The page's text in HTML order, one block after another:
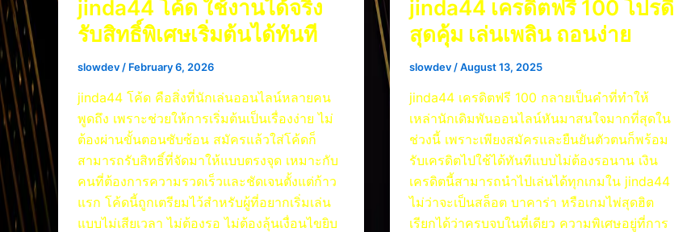
jinda44 โค้ด ใช้งานได้จริง
รับสิทธิ์พิเศษเริ่มต้นได้ทันที
slowdev/ February 6, 2026
jinda44 โค้ด คือสิ่งที่นักเล่นออนไลน์หลายคน
พูดถึง เพราะช่วยให้การเริ่มต้นเป็นเรื่องง่าย ไม่
ต้องผ่านขั้นตอนซับซ้อน สมัครแล้วใส่โค้ดก็
สามารถรับสิทธิ์ที่จัดมาให้แบบตรงจุด เหมาะกับ
คนที่ต้องการความรวดเร็วและชัดเจนตั้งแต่ก้าว
แรก โค้ดนี้ถูกเตรียมไว้สำหรับผู้ที่อยากเริ่มเล่น
แบบไม่เสียเวลา ไม่ต้องรอ ไม่ต้องลุ้นเงื่อนไขยิบ
jinda44 เครดิตฟรี 100 โปรดี
สุดคุ้ม เล่นเพลิน ถอนง่าย
slowdev/August 13, 2025
jinda44 เครดิตฟรี 100 กลายเป็นคำที่ทำให้
เหล่านักเดิมพันออนไลน์หันมาสนใจมากที่สุดใน
ช่วงนี้ เพราะเพียงสมัครและยืนยันตัวตนก็พร้อม
รับเครดิตไปใช้ได้ทันทีแบบไม่ต้องรอนาน เงิน
เครดิตนี้สามารถนำไปเล่นได้ทุกเกมใน jinda44
ไม่ว่าจะเป็นสล็อต บาคาร่า หรือเกมไพ่สุดฮิต
เรียกได้ว่าครบจบในที่เดียว ความพิเศษอยู่ที่การ